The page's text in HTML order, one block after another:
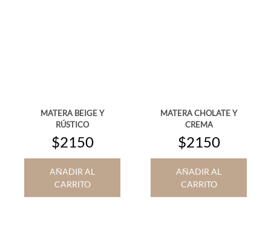
MATERA BEIGE Y
RÚSTICO
$2150
AÑADIR AL
CARRITO
MATERA CHOLATE Y
CREMA
$2150
AÑADIR AL
CARRITO